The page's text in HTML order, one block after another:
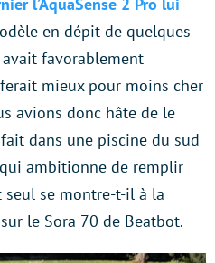
en dépit de quelques
favorablement
mieux pour moins cher
avions donc hâte de le
dans une piscine du sud
ambitionne de remplir
se montre-t-il à la
le Sora 70 de Beatbot.